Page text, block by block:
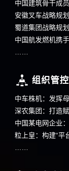
中国建筑骨干成
安徽叉车战略规
蜀道集团战略规
中国航发燃机携
组织管控
中车株机：发挥
深农集团：打造
中国某电网企业
粒上皇：构建“平